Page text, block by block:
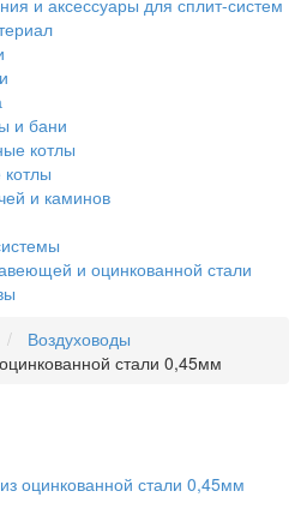
и аксессуары для сплит-систем
и бани
котлы
котлы
и каминов
и оцинкованной стали
Воздуховоды
стали 0,45мм